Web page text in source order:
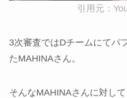
引用元：
3次審査ではDチームにてパ
たMAHINAさん。
そんなMAHINAさんに対し